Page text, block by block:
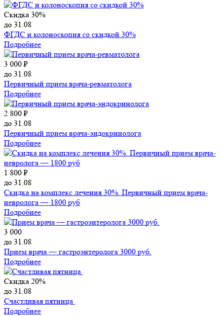
Скидка 30%
до 31.08
ФГДС и колоноскопия со скидкой 30%
Подробнее
3 000 ₽
до 31.08
Первичный прием врача-ревматолога
Подробнее
2 800 ₽
до 31.08
Первичный прием врача-эндокринолога
Подробнее
1 800 ₽
до 31.08
Скидка на комплекс лечения 30%. Первичный прием врача-
невролога — 1800 руб
Подробнее
3 000
до 31.08
Прием врача — гастроэнтеролога 3000 руб.
Подробнее
Скидка 20%
до 31.08
Счастливая пятница
Подробнее